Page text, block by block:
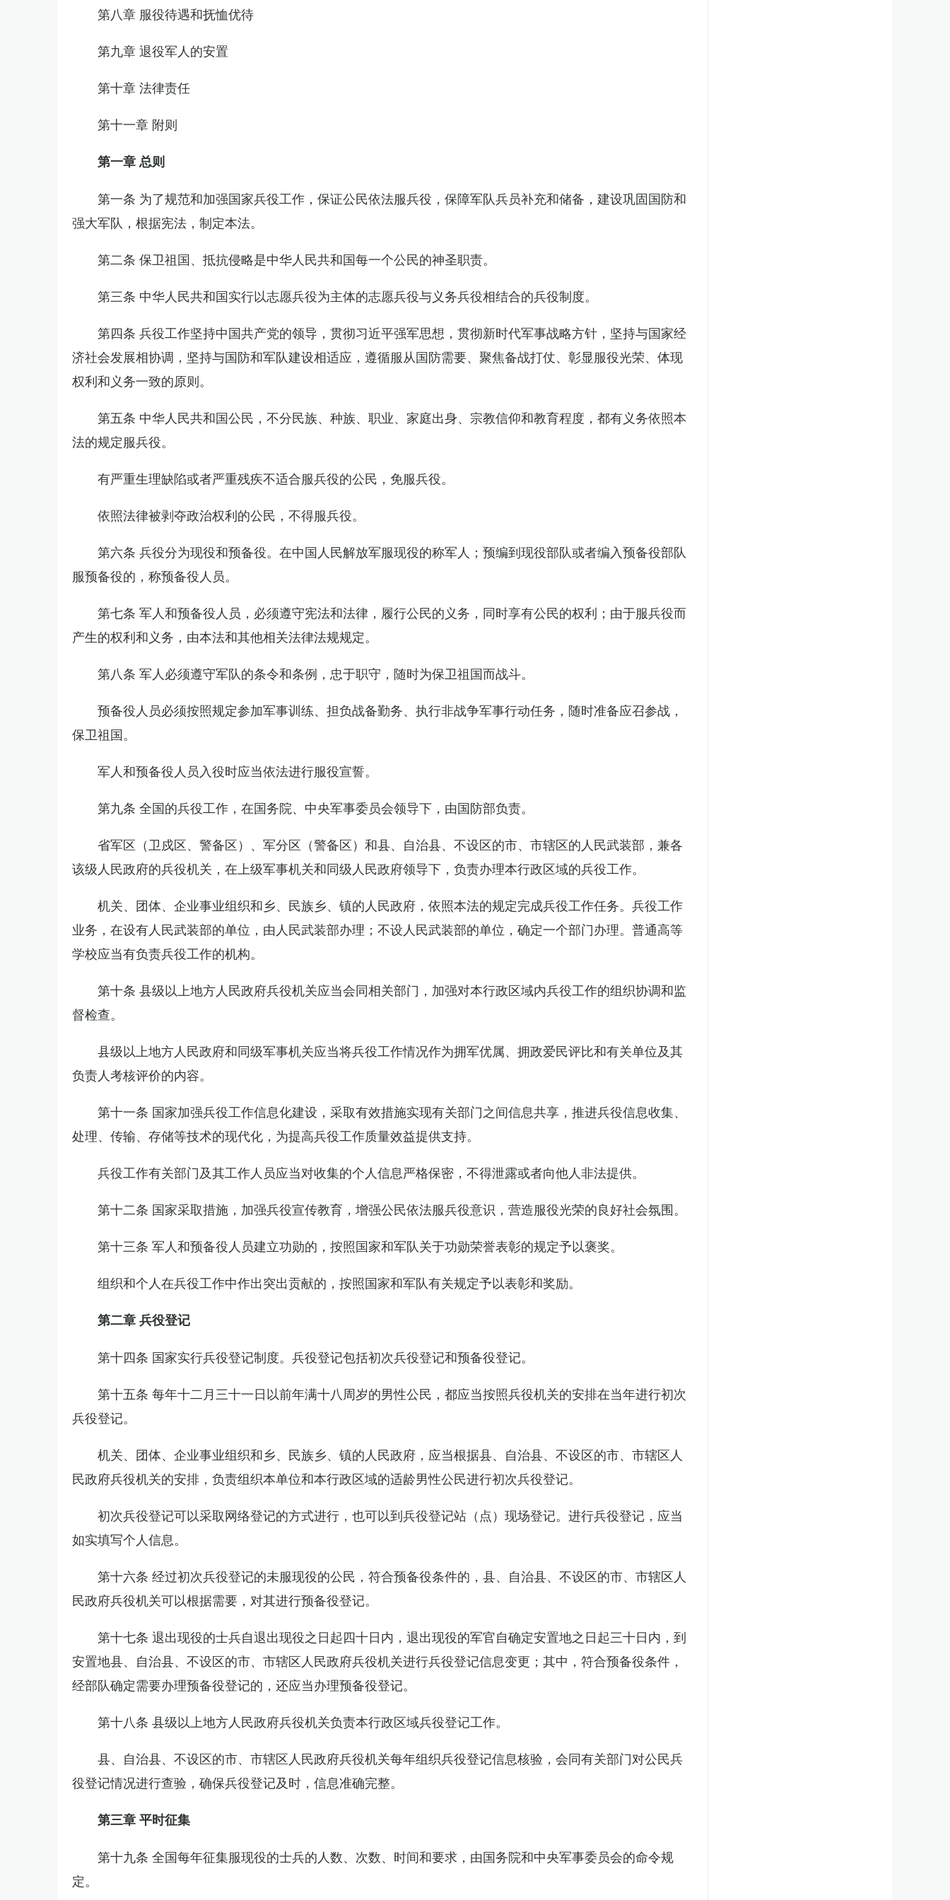
第八章 服役待遇和抚恤优待
第九章 退役军人的安置
第十章 法律责任
第十一章 附则
第一章 总则
第一条 为了规范和加强国家兵役工作，保证公民依法服兵役，保障军队兵员补充和储备，建设巩固国防和
强大军队，根据宪法，制定本法。
第二条 保卫祖国、抵抗侵略是中华人民共和国每一个公民的神圣职责。
第三条 中华人民共和国实行以志愿兵役为主体的志愿兵役与义务兵役相结合的兵役制度。
第四条 兵役工作坚持中国共产党的领导，贯彻习近平强军思想，贯彻新时代军事战略方针，坚持与国家经
济社会发展相协调，坚持与国防和军队建设相适应，遵循服从国防需要、聚焦备战打仗、彰显服役光荣、体现
权利和义务一致的原则。
第五条 中华人民共和国公民，不分民族、种族、职业、家庭出身、宗教信仰和教育程度，都有义务依照本
法的规定服兵役。
有严重生理缺陷或者严重残疾不适合服兵役的公民，免服兵役。
依照法律被剥夺政治权利的公民，不得服兵役。
第六条 兵役分为现役和预备役。在中国人民解放军服现役的称军人；预编到现役部队或者编入预备役部队
服预备役的，称预备役人员。
第七条 军人和预备役人员，必须遵守宪法和法律，履行公民的义务，同时享有公民的权利；由于服兵役而
产生的权利和义务，由本法和其他相关法律法规规定。
第八条 军人必须遵守军队的条令和条例，忠于职守，随时为保卫祖国而战斗。
预备役人员必须按照规定参加军事训练、担负战备勤务、执行非战争军事行动任务，随时准备应召参战，
保卫祖国。
军人和预备役人员入役时应当依法进行服役宣誓。
第九条 全国的兵役工作，在国务院、中央军事委员会领导下，由国防部负责。
省军区（卫戍区、警备区）、军分区（警备区）和县、自治县、不设区的市、市辖区的人民武装部，兼各
该级人民政府的兵役机关，在上级军事机关和同级人民政府领导下，负责办理本行政区域的兵役工作。
机关、团体、企业事业组织和乡、民族乡、镇的人民政府，依照本法的规定完成兵役工作任务。兵役工作
业务，在设有人民武装部的单位，由人民武装部办理；不设人民武装部的单位，确定一个部门办理。普通高等
学校应当有负责兵役工作的机构。
第十条 县级以上地方人民政府兵役机关应当会同相关部门，加强对本行政区域内兵役工作的组织协调和监
督检查。
县级以上地方人民政府和同级军事机关应当将兵役工作情况作为拥军优属、拥政爱民评比和有关单位及其
负责人考核评价的内容。
第十一条 国家加强兵役工作信息化建设，采取有效措施实现有关部门之间信息共享，推进兵役信息收集、
处理、传输、存储等技术的现代化，为提高兵役工作质量效益提供支持。
兵役工作有关部门及其工作人员应当对收集的个人信息严格保密，不得泄露或者向他人非法提供。
第十二条 国家采取措施，加强兵役宣传教育，增强公民依法服兵役意识，营造服役光荣的良好社会氛围。
第十三条 军人和预备役人员建立功勋的，按照国家和军队关于功勋荣誉表彰的规定予以褒奖。
组织和个人在兵役工作中作出突出贡献的，按照国家和军队有关规定予以表彰和奖励。
第二章 兵役登记
第十四条 国家实行兵役登记制度。兵役登记包括初次兵役登记和预备役登记。
第十五条 每年十二月三十一日以前年满十八周岁的男性公民，都应当按照兵役机关的安排在当年进行初次
兵役登记。
机关、团体、企业事业组织和乡、民族乡、镇的人民政府，应当根据县、自治县、不设区的市、市辖区人
民政府兵役机关的安排，负责组织本单位和本行政区域的适龄男性公民进行初次兵役登记。
初次兵役登记可以采取网络登记的方式进行，也可以到兵役登记站（点）现场登记。进行兵役登记，应当
如实填写个人信息。
第十六条 经过初次兵役登记的未服现役的公民，符合预备役条件的，县、自治县、不设区的市、市辖区人
民政府兵役机关可以根据需要，对其进行预备役登记。
第十七条 退出现役的士兵自退出现役之日起四十日内，退出现役的军官自确定安置地之日起三十日内，到
安置地县、自治县、不设区的市、市辖区人民政府兵役机关进行兵役登记信息变更；其中，符合预备役条件，
经部队确定需要办理预备役登记的，还应当办理预备役登记。
第十八条 县级以上地方人民政府兵役机关负责本行政区域兵役登记工作。
县、自治县、不设区的市、市辖区人民政府兵役机关每年组织兵役登记信息核验，会同有关部门对公民兵
役登记情况进行查验，确保兵役登记及时，信息准确完整。
第三章 平时征集
第十九条 全国每年征集服现役的士兵的人数、次数、时间和要求，由国务院和中央军事委员会的命令规
定。